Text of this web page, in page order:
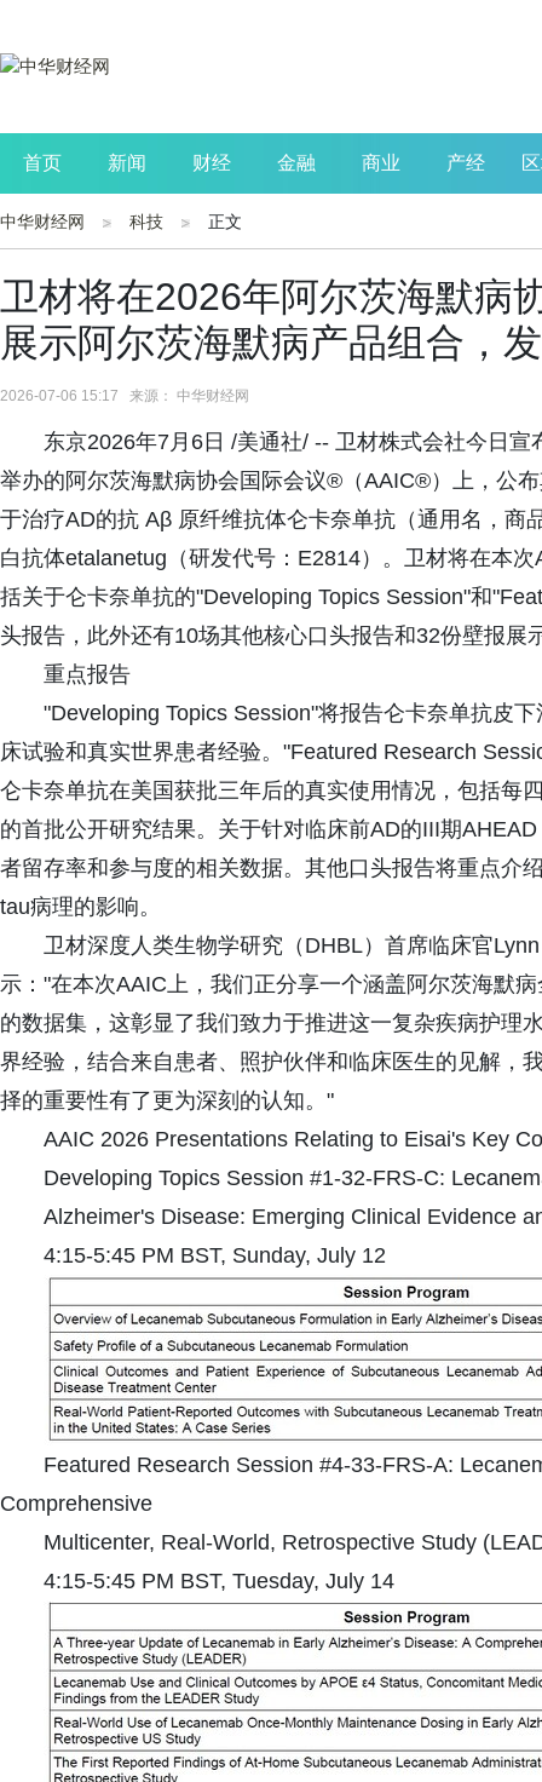
首页 新闻 财经 金融 商业 产经
公司 生活 读书
中华财经网 科技 正文
卫材将在2026年阿尔茨海默病
展示阿尔茨海默病产品组合，
2026-07-06 15:17 来源： 中华财经网
东京2026年7月6日 /美通社/ -- 卫材株式会社今日
举办的阿尔茨海默病协会国际会议®（AAIC®）上，公
于治疗AD的抗 Aβ 原纤维抗体仑卡奈单抗（通用名，
白抗体etalanetug（研发代号：E2814）。卫材将在本
括关于仑卡奈单抗的"Developing Topics Session"和
头报告，此外还有10场其他核心口头报告和32份壁报
重点报告
"Developing Topics Session"将报告仑卡奈单抗皮
床试验和真实世界患者经验。"Featured Research
仑卡奈单抗在美国获批三年后的真实使用情况，包括每
的首批公开研究结果。关于针对临床前AD的III期
者留存率和参与度的相关数据。其他口头报告将重点介
tau病理的影响。
卫材深度人类生物学研究（DHBL）首席临床官
示："在本次AAIC上，我们正分享一个涵盖阿尔茨海默
的数据集，这彰显了我们致力于推进这一复杂疾病护理
界经验，结合来自患者、照护伙伴和临床医生的见解，
择的重要性有了更为深刻的认知。"
AAIC 2026 Presentations Relating to Eisai's Key
Developing Topics Session #1-32-FRS-C:
Alzheimer's Disease: Emerging Clinical Evidence
4:15-5:45 PM BST, Sunday, July 12
Featured Research Session #4-33-FRS-A:
Comprehensive
Multicenter, Real-World, Retrospective Study
4:15-5:45 PM BST, Tuesday, July 14